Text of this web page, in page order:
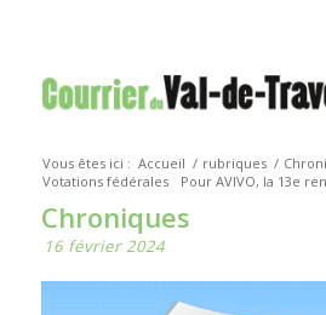
Vous êtes ici : Accueil / rubriques /
Votations fédérales
Pour AVIVO, la 13e
Chroniques
16 février 2024